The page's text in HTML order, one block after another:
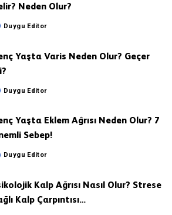
Neden Olur?
Duygu Editor
Yaşta Varis Neden Olur? Geçer
Duygu Editor
Yaşta Eklem Ağrısı Neden Olur? 7
Sebep!
Duygu Editor
Kalp Ağrısı Nasıl Olur? Strese
Kalp Çarpıntısı…